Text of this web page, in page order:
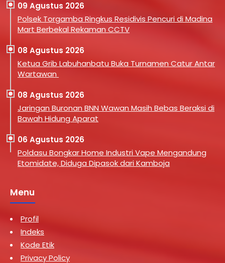
09 Agustus 2026
Polsek Torgamba Ringkus Residivis Pencuri di Madina
Mart Berbekal Rekaman CCTV
08 Agustus 2026
Ketua Grib Labuhanbatu Buka Turnamen Catur Antar
Wartawan
08 Agustus 2026
Jaringan Buronan BNN Wawan Masih Bebas Beraksi di
Bawah Hidung Aparat
06 Agustus 2026
Poldasu Bongkar Home Industri Vape Mengandung
Etomidate, Diduga Dipasok dari Kamboja
Menu
Profil
Indeks
Kode Etik
Privacy Policy